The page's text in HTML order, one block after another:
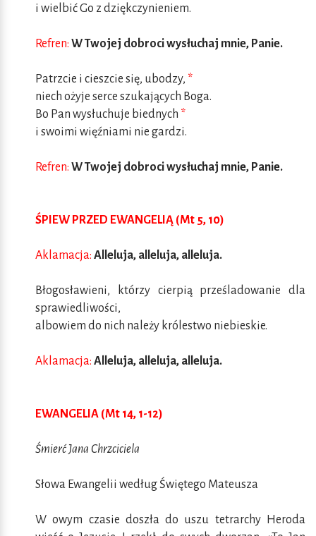
i wielbić Go z dziękczynieniem.
Refren: W Twojej dobroci wysłuchaj mnie, Panie.
Patrzcie i cieszcie się, ubodzy, *
niech ożyje serce szukających Boga.
Bo Pan wysłuchuje biednych *
i swoimi więźniami nie gardzi.
Refren: W Twojej dobroci wysłuchaj mnie, Panie.
ŚPIEW PRZED EWANGELIĄ (Mt 5, 10)
Aklamacja: Alleluja, alleluja, alleluja.
Błogosławieni, którzy cierpią prześladowanie dla
sprawiedliwości,
albowiem do nich należy królestwo niebieskie.
Aklamacja: Alleluja, alleluja, alleluja.
EWANGELIA (Mt 14, 1-12)
Śmierć Jana Chrzciciela
Słowa Ewangelii według Świętego Mateusza
W owym czasie doszła do uszu tetrarchy Heroda